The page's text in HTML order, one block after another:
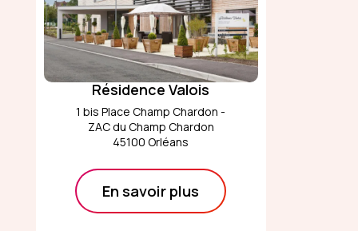
Résidence Valois
1 bis Place Champ Chardon -
ZAC du Champ Chardon
45100 Orléans
En savoir plus